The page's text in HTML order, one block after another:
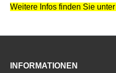
Weitere Infos finden Sie unter
INFORMATIONEN